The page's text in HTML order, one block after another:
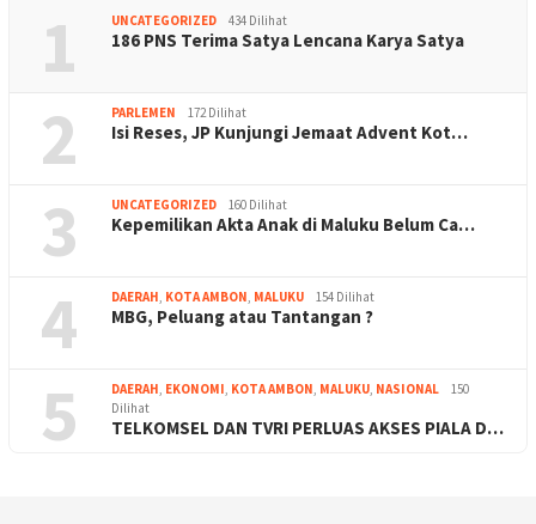
1 UNCATEGORIZED 434 Dilihat
186 PNS Terima Satya Lencana Karya Satya
2 PARLEMEN 172 Dilihat
Isi Reses, JP Kunjungi Jemaat Advent Kot…
3 UNCATEGORIZED 160 Dilihat
Kepemilikan Akta Anak di Maluku Belum Ca…
4 DAERAH, KOTA AMBON, MALUKU 154 Dilihat
MBG, Peluang atau Tantangan ?
5 DAERAH, EKONOMI, KOTA AMBON, MALUKU, NASIONAL
150
Dilihat
TELKOMSEL DAN TVRI PERLUAS AKSES PIALA D…